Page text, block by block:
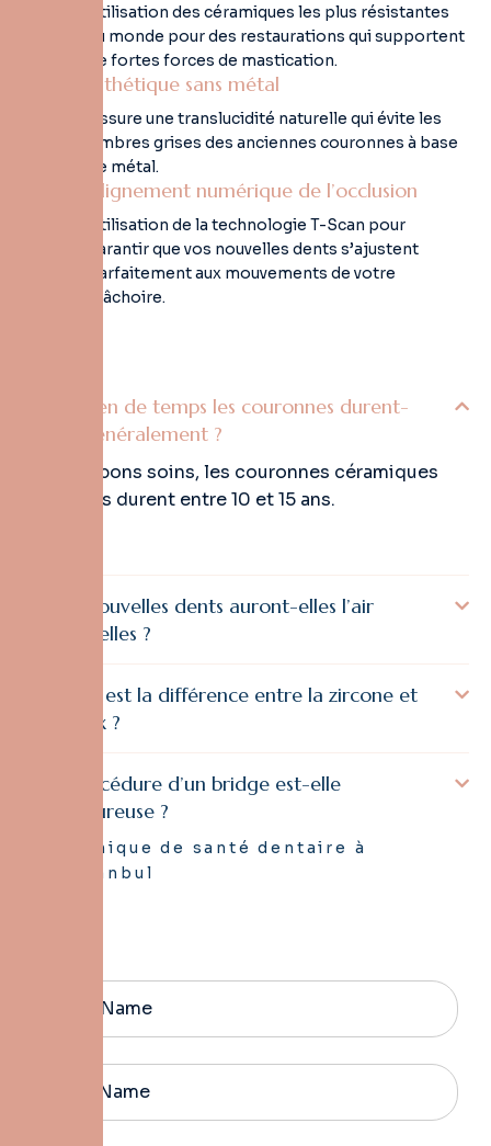
Utilisation des céramiques les plus résistantes
au monde pour des restaurations qui supportent
de fortes forces de mastication.
Esthétique sans métal
Assure une translucidité naturelle qui évite les
ombres grises des anciennes couronnes à base
de métal.
Alignement numérique de l’occlusion
Utilisation de la technologie T-Scan pour
garantir que vos nouvelles dents s’ajustent
parfaitement aux mouvements de votre
mâchoire.
Combien de temps les couronnes durent-
elles généralement ?
Avec de bons soins, les couronnes céramiques
modernes durent entre 10 et 15 ans.
Mes nouvelles dents auront-elles l’air
artificielles ?
Quelle est la différence entre la zircone et
l’E-max ?
La procédure d’un bridge est-elle
douloureuse ?
Clinique de santé dentaire à
Istanbul